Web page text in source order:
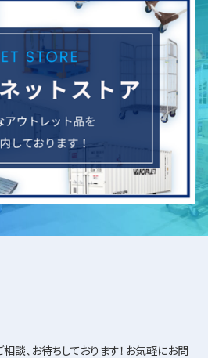
談、お待ちしております！お気軽にお問